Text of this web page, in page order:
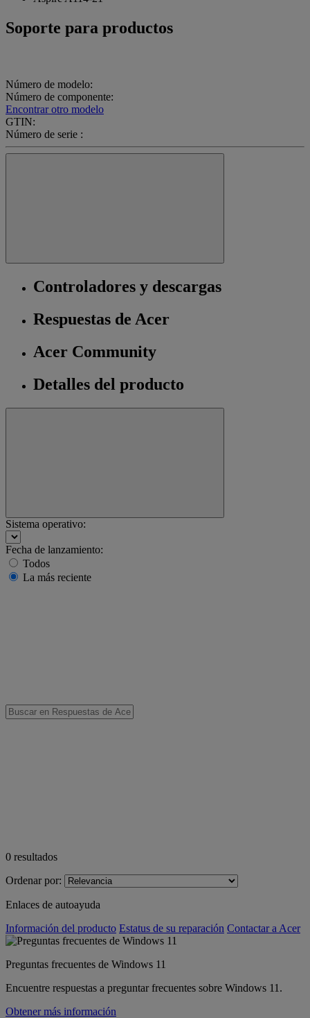
Soporte para productos
Número de modelo:
Número de componente:
Encontrar otro modelo
GTIN:
Número de serie :
Controladores y descargas
Respuestas de Acer
Acer Community
Detalles del producto
Sistema operativo:
Fecha de lanzamiento:
Todos
La más reciente
0 resultados
Ordenar por:
Enlaces de autoayuda
Información del producto Estatus de su reparación Contactar a Acer
Preguntas frecuentes de Windows 11
Encuentre respuestas a preguntar frecuentes sobre Windows 11.
Obtener más información